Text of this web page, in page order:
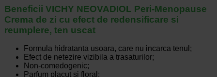
Beneficii VICHY NEOVADIOL Peri-Menopause
Crema de zi cu efect de redensificare si
reumplere, ten uscat
Formula hidratanta usoara, care nu incarca tenul;
Efect de netezire vizibila a trasaturilor;
Non-comedogenic;
Parfum placut si floral;